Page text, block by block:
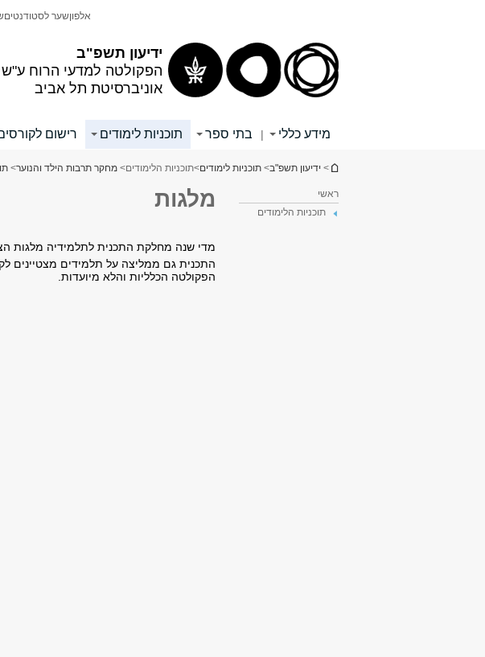
ידיעון תשפ"ב
הפקולטה למדעי הרוח ע"ש
אוניברסיטת תל אביב
אלפוןשער לסטודנטים
מידע כללי | בתי ספר תוכניות לימודים רישום
הינך נמצא כאן
> ידיעון תשפ"ב> תוכניות לימודים>תוכניות הלימודים> מחקר תרבות הילד והנוער>
ראשי
תוכניות הלימודים
מלגות
מדי שנה מחלקת התכנית לתלמידיה מלגות
התכנית גם ממליצה על תלמידים מצטיינים
הפקולטה הכלליות והלא מיועדות.